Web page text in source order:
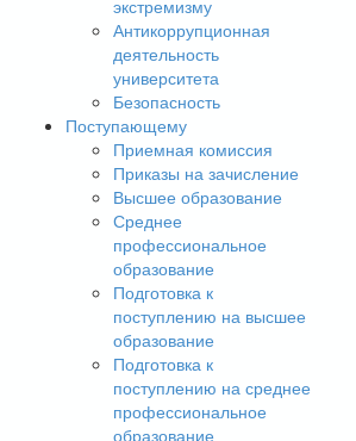
экстремизму
Антикоррупционная
деятельность
университета
Безопасность
Поступающему
Приемная комиссия
Приказы на зачисление
Высшее образование
Среднее
профессиональное
образование
Подготовка к
поступлению на высшее
образование
Подготовка к
поступлению на среднее
профессиональное
образование